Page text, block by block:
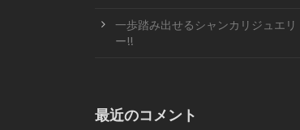
一歩踏み出せるシャンカリジュエリ
ー!!
最近のコメント